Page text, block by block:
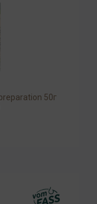
50г